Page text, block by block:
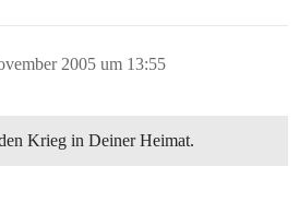
2005 um 13:55
Krieg in Deiner Heimat.